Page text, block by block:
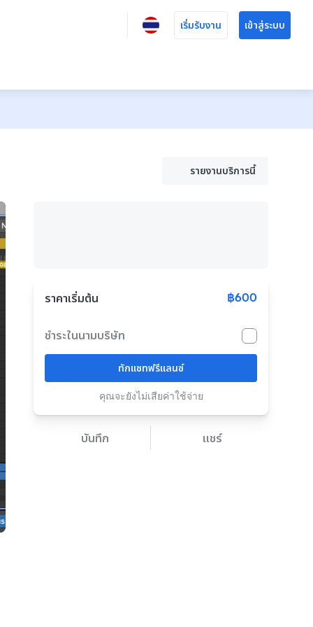
เริ่มรับงาน เข้าสู่ระบบ
รายงานบริการนี้
ราคาเริ่มต้น ฿600
ชำระในนามบริษัท
ทักแชทฟรีแลนซ์
คุณจะยังไม่เสียค่าใช้จ่าย
บันทึก แชร์